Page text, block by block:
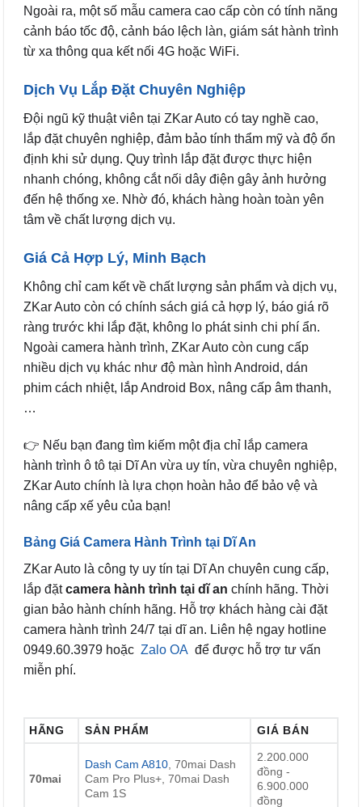
Ngoài ra, một số mẫu camera cao cấp còn có tính năng
cảnh báo tốc độ, cảnh báo lệch làn, giám sát hành trình
từ xa thông qua kết nối 4G hoặc WiFi.
Dịch Vụ Lắp Đặt Chuyên Nghiệp
Đội ngũ kỹ thuật viên tại ZKar Auto có tay nghề cao,
lắp đặt chuyên nghiệp, đảm bảo tính thẩm mỹ và độ ổn
định khi sử dụng. Quy trình lắp đặt được thực hiện
nhanh chóng, không cắt nối dây điện gây ảnh hưởng
đến hệ thống xe. Nhờ đó, khách hàng hoàn toàn yên
tâm về chất lượng dịch vụ.
Giá Cả Hợp Lý, Minh Bạch
Không chỉ cam kết về chất lượng sản phẩm và dịch vụ,
ZKar Auto còn có chính sách giá cả hợp lý, báo giá rõ
ràng trước khi lắp đặt, không lo phát sinh chi phí ẩn.
Ngoài camera hành trình, ZKar Auto còn cung cấp
nhiều dịch vụ khác như độ màn hình Android, dán
phim cách nhiệt, lắp Android Box, nâng cấp âm thanh,
…
👉 Nếu bạn đang tìm kiếm một địa chỉ lắp camera
hành trình ô tô tại Dĩ An vừa uy tín, vừa chuyên nghiệp,
ZKar Auto chính là lựa chọn hoàn hảo để bảo vệ và
nâng cấp xế yêu của bạn!
Bảng Giá Camera Hành Trình tại Dĩ An
ZKar Auto là công ty uy tín tại Dĩ An chuyên cung cấp,
lắp đặtcamera hành trình tại dĩ an chính hãng. Thời
gian bảo hành chính hãng. Hỗ trợ khách hàng cài đặt
camera hành trình 24/7 tại dĩ an. Liên hệ ngay hotline
0949.60.3979 hoặc Zalo OA để được hỗ trợ tư vấn
miễn phí.
HÃNG SẢN PHẨM GIÁ BÁN
70mai
Dash Cam A810 , 70mai Dash
Cam Pro Plus+, 70mai Dash
Cam 1S
2.200.000
đồng -
6.900.000
đồng